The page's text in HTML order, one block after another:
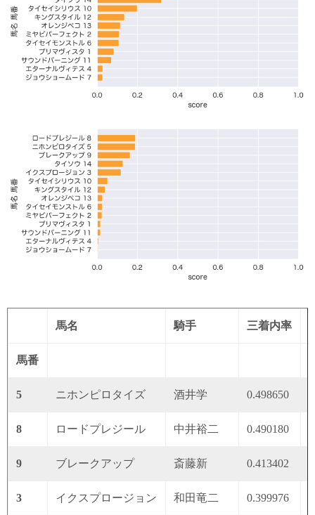
馬名 騎手 三着内率
馬番
5 ニホンピロタイズ 酒井学 0.498650
8 ロードプレジール 中井裕二 0.490180
9 ブレークアップ 斎藤新 0.413402
3 イクスプロージョン 和田竜二 0.399976